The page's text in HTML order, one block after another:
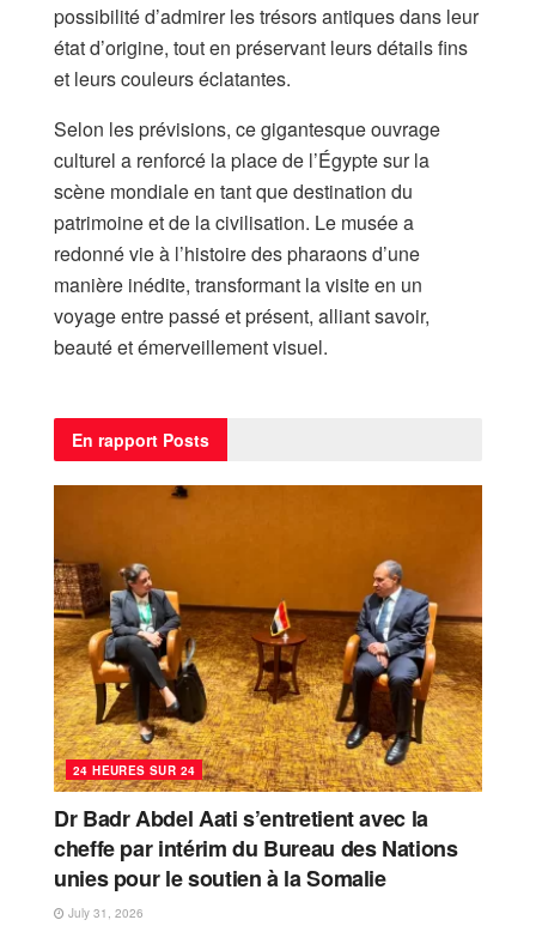
possibilité d’admirer les trésors antiques dans leur
état d’origine, tout en préservant leurs détails fins
et leurs couleurs éclatantes.
Selon les prévisions, ce gigantesque ouvrage
culturel a renforcé la place de l’Égypte sur la
scène mondiale en tant que destination du
patrimoine et de la civilisation. Le musée a
redonné vie à l’histoire des pharaons d’une
manière inédite, transformant la visite en un
voyage entre passé et présent, alliant savoir,
beauté et émerveillement visuel.
En rapport Posts
24 HEURES SUR 24
Dr Badr Abdel Aati s’entretient avec la
cheffe par intérim du Bureau des Nations
unies pour le soutien à la Somalie
July 31, 2026